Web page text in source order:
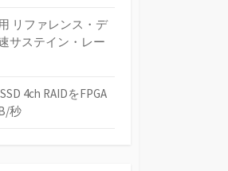
リファレンス・デ
サステイン・レー
4ch RAIDをFPGA
秒